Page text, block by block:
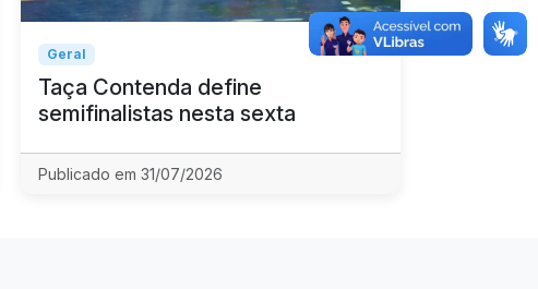
Geral
Taça Contenda define
semifinalistas nesta sexta
Publicado em 31/07/2026